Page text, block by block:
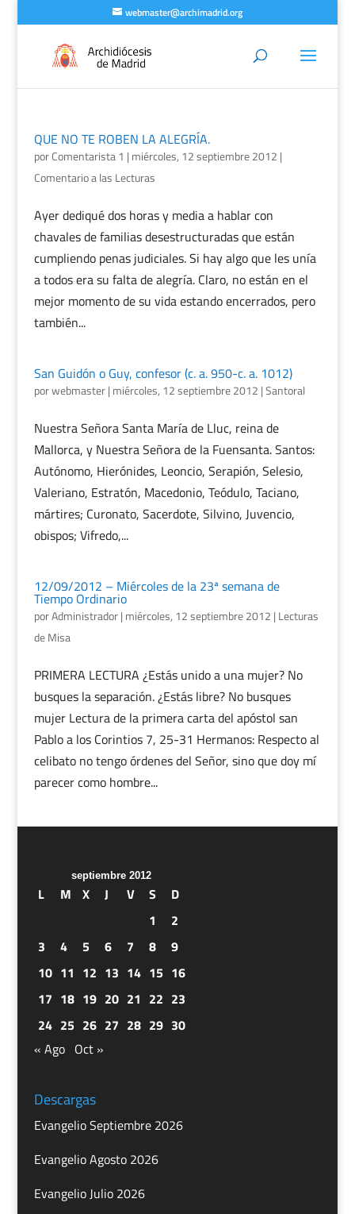
webmaster@archimadrid.org
QUE NO TE ROBEN LA ALEGRÍA.
porComentarista 1 | miércoles, 12 septiembre 2012 |
Comentario a las Lecturas
Ayer dediqué dos horas y media a hablar con
chavales de familias desestructuradas que están
cumpliendo penas judiciales. Si hay algo que les unía
a todos era su falta de alegría. Claro, no están en el
mejor momento de su vida estando encerrados, pero
también...
San Guidón o Guy, confesor (c. a. 950-c. a. 1012)
porwebmaster| miércoles, 12 septiembre 2012 |Santoral
Nuestra Señora Santa María de Lluc, reina de
Mallorca, y Nuestra Señora de la Fuensanta. Santos:
Autónomo, Hierónides, Leoncio, Serapión, Selesio,
Valeriano, Estratón, Macedonio, Teódulo, Taciano,
mártires; Curonato, Sacerdote, Silvino, Juvencio,
obispos; Vifredo,...
12/09/2012 – Miércoles de la 23ª semana de
Tiempo Ordinario
porAdministrador| miércoles, 12 septiembre 2012 | Lecturas
de Misa
PRIMERA LECTURA ¿Estás unido a una mujer? No
busques la separación. ¿Estás libre? No busques
mujer Lectura de la primera carta del apóstol san
Pablo a los Corintios 7, 25-31 Hermanos: Respecto al
celibato no tengo órdenes del Señor, sino que doy mí
parecer como hombre...
septiembre 2012
L M X J V S
D
1
2
3
4 5 6 7 8
9
10 11 12 13 14 15 16
17 18 19 20 21 22 23
24 25 26 27 28 29 30
« Ago Oct »
Descargas
Evangelio Septiembre 2026
Evangelio Agosto 2026
Evangelio Julio 2026